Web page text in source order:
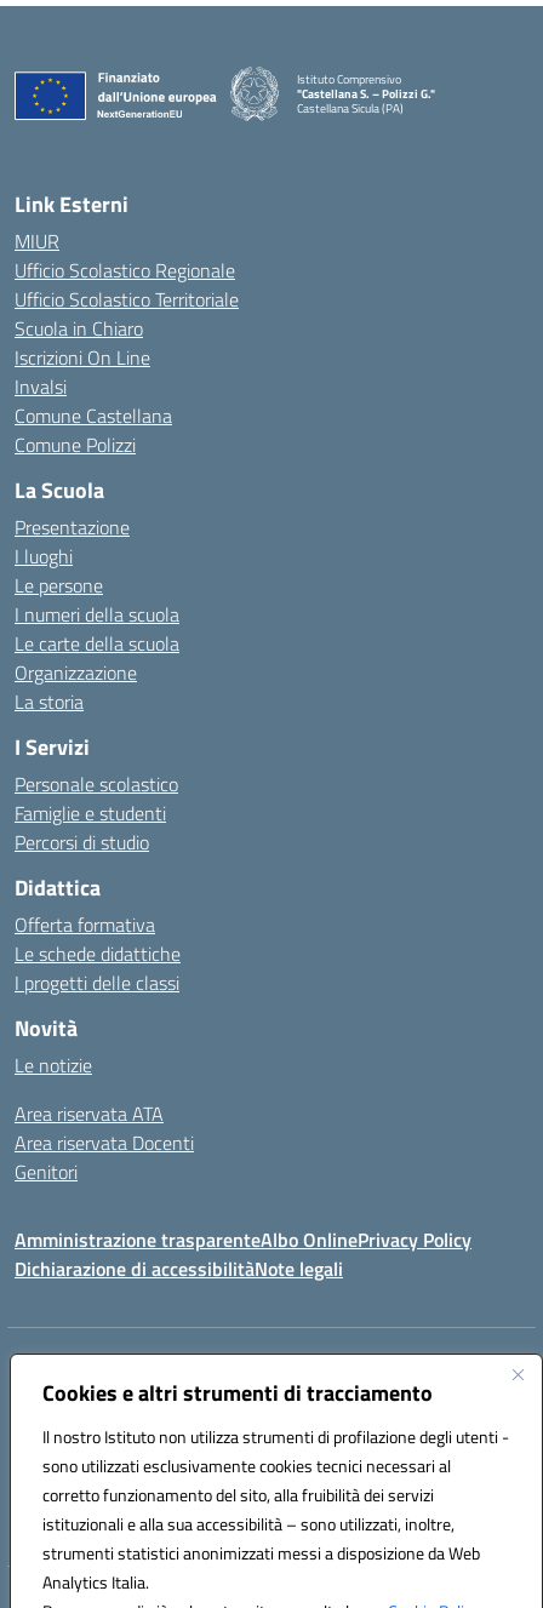
Cookies e altri strumenti di tracciamento
Il nostro Istituto non utilizza strumenti di profilazione degli utenti -
sono utilizzati esclusivamente cookies tecnici necessari al
corretto funzionamento del sito, alla fruibilità dei servizi
istituzionali e alla sua accessibilità – sono utilizzati, inoltre,
strumenti statistici anonimizzati messi a disposizione da Web
Analytics Italia.
Istituto Comprensivo
"Castellana S. – Polizzi G."
Castellana Sicula (PA)
Link Esterni
MIUR
Ufficio Scolastico Regionale
Ufficio Scolastico Territoriale
Scuola in Chiaro
Iscrizioni On Line
Invalsi
Comune Castellana
Comune Polizzi
La Scuola
Presentazione
I luoghi
Le persone
I numeri della scuola
Le carte della scuola
Organizzazione
La storia
I Servizi
Personale scolastico
Famiglie e studenti
Percorsi di studio
Didattica
Offerta formativa
Le schede didattiche
I progetti delle classi
Novità
Le notizie
Area riservata ATA
Area riservata Docenti
Genitori
Amministrazione trasparenteAlbo OnlinePrivacy Policy
Dichiarazione di accessibilitàNote legali
Indirizzo:
Centralino:0921562586 Email:PAIC820003@istruzione.it
Codice fiscale: 96021870827
Codice meccanografico:
PAIC820003
ERASMUS PLUS
Hosting & Powered by 3D Solution S.r.l.